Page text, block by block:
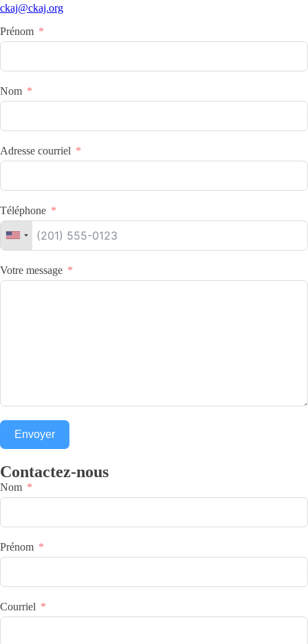
ckaj@ckaj.org
Prénom
Nom
Adresse courriel
Téléphone
Votre message
Envoyer
Contactez-nous
Nom
Prénom
Courriel